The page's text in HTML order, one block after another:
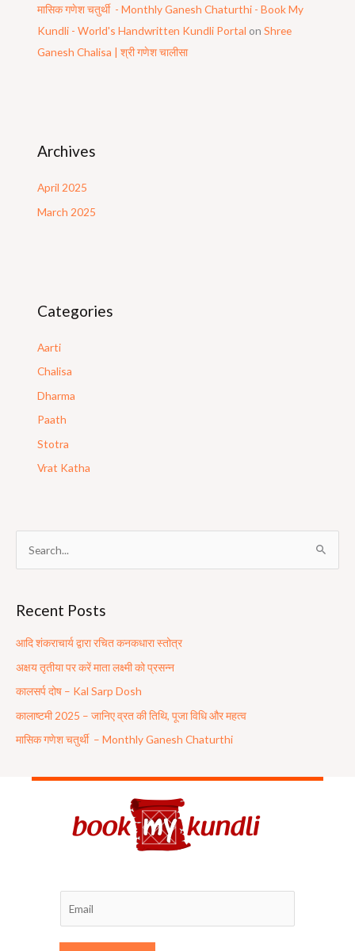
मासिक गणेश चतुर्थी - Monthly Ganesh Chaturthi - Book My
Kundli - World's Handwritten Kundli Portal onShree
Ganesh Chalisa | श्री गणेश चालीसा
Archives
April 2025
March 2025
Categories
Aarti
Chalisa
Dharma
Paath
Stotra
Vrat Katha
r
c
:
Recent Posts
आदि शंकराचार्य द्वारा रचित कनकधारा स्तोत्र
अक्षय तृतीया पर करें माता लक्ष्मी को प्रसन्न
कालसर्प दोष – Kal Sarp Dosh
कालाष्टमी 2025 – जानिए व्रत की तिथि, पूजा विधि और महत्व
मासिक गणेश चतुर्थी – Monthly Ganesh Chaturthi